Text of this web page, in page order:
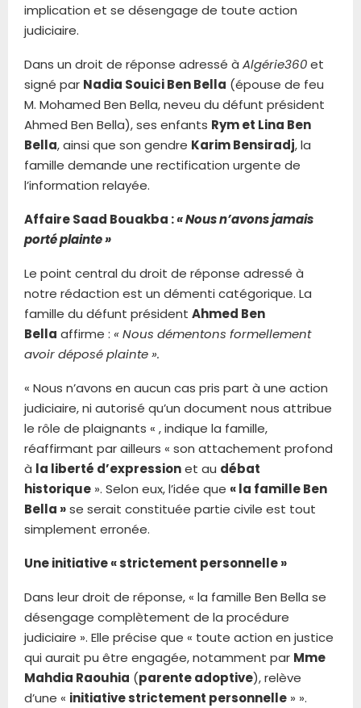
implication et se désengage de toute action
judiciaire.
Dans un droit de réponse adressé à Algérie360et
signé par Nadia Souici Ben Bella (épouse de feu
M. Mohamed Ben Bella, neveu du défunt président
Ahmed Ben Bella), ses enfants Rym et Lina Ben
Bella, ainsi que son gendre Karim Bensiradj, la
famille demande une rectification urgente de
l’information relayée.
Affaire Saad Bouakba :« Nous n’avons jamais
porté plainte »
Le point central du droit de réponse adressé à
notre rédaction est un démenti catégorique. La
famille du défunt président Ahmed Ben
Bella affirme : « Nous démentons formellement
avoir déposé plainte ».
« Nous n’avons en aucun cas pris part à une action
judiciaire, ni autorisé qu’un document nous attribue
le rôle de plaignants « , indique la famille,
réaffirmant par ailleurs « son attachement profond
à la liberté d’expressionet au débat
historique ». Selon eux, l’idée que « la famille Ben
Bella »se serait constituée partie civile est tout
simplement erronée.
Une initiative « strictement personnelle »
Dans leur droit de réponse, « la famille Ben Bella se
désengage complètement de la procédure
judiciaire ». Elle précise que « toute action en justice
qui aurait pu être engagée, notamment par Mme
Mahdia Raouhia (parente adoptive), relève
d’une « initiative strictement personnelle » ».